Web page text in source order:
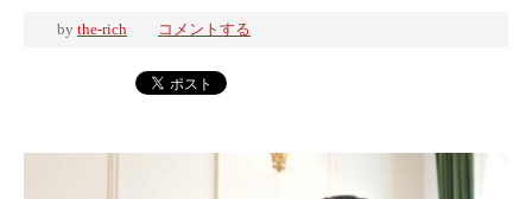
by the-rich コメントする